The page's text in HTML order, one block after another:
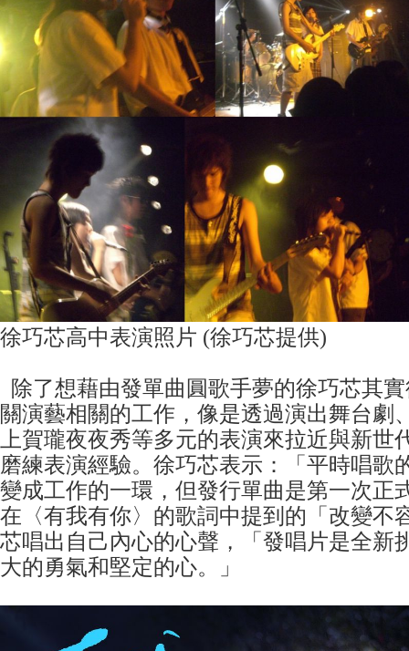
徐巧芯高中表演照片 (徐巧芯提供)
除了想藉由發單曲圓歌手夢的徐巧芯其
關演藝相關的工作，像是透過演出舞台劇
上賀瓏夜夜秀等多元的表演來拉近與新世
磨練表演經驗。徐巧芯表示：「平時唱歌
變成工作的一環，但發行單曲是第一次正
在〈有我有你〉的歌詞中提到的「改變不
芯唱出自己內心的心聲，「發唱片是全新
大的勇氣和堅定的心。」